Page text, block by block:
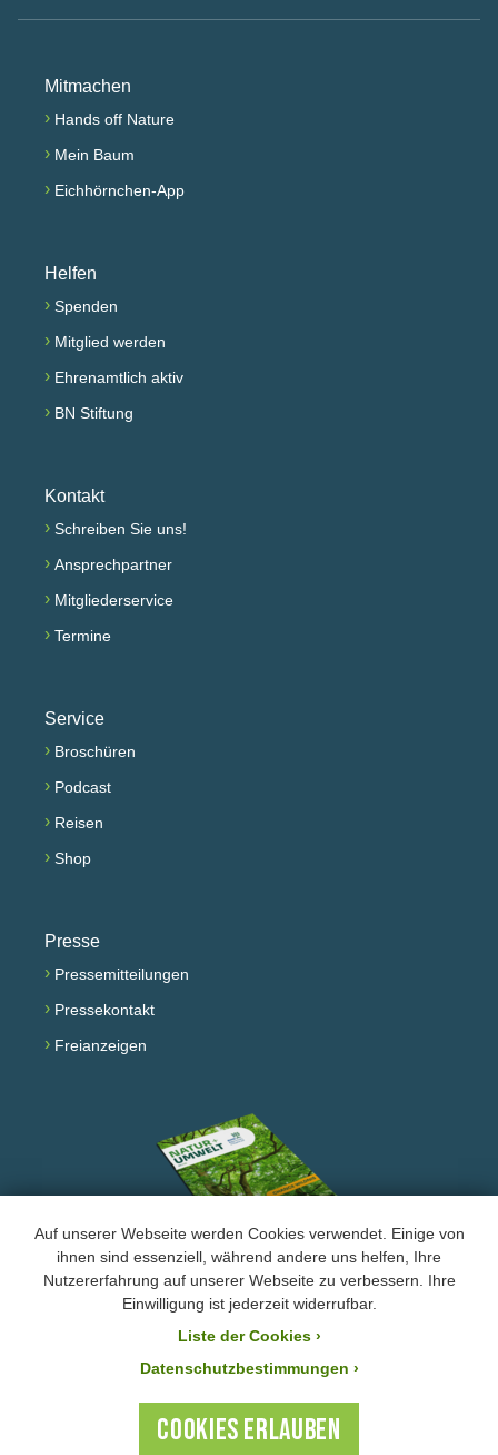
Auf unserer Webseite werden Cookies verwendet. Einige von
ihnen sind essenziell, während andere uns helfen, Ihre
Nutzererfahrung auf unserer Webseite zu verbessern. Ihre
Einwilligung ist jederzeit widerrufbar.
Liste der Cookies ›
Datenschutzbestimmungen ›
COOKIES ERLAUBEN
Mitmachen
› Hands off Nature
› Mein Baum
› Eichhörnchen-App
Helfen
› Spenden
› Mitglied werden
› Ehrenamtlich aktiv
› BN Stiftung
Kontakt
› Schreiben Sie uns!
› Ansprechpartner
› Mitgliederservice
› Termine
Service
› Broschüren
› Podcast
› Reisen
› Shop
Presse
› Pressemitteilungen
› Pressekontakt
› Freianzeigen
FacebookInstagramYouTube
› Impressum und Datenschutz
21.11.2025 von der Körperschafts- und Gewerbesteuer befreit. Ihre Zuwendung an den
BUND Naturschutz ist steuerlich absetzbar.